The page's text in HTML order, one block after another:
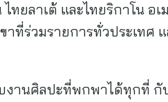
ทยลาเต้ และไทยริกาโน อ
ร่วมรายการทั่วประเทศ แ
งานศิลปะที่พกพาได้ทุกที่ กั